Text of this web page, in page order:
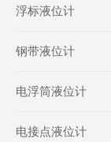
浮标液位计
钢带液位计
电浮筒液位计
电接点液位计